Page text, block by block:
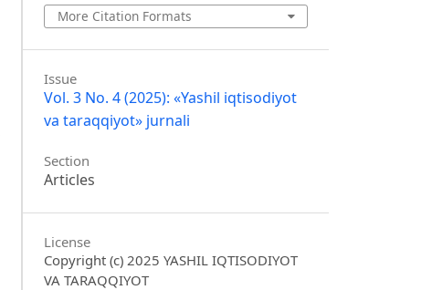
More Citation Formats
Issue
Vol. 3 No. 4 (2025): «Yashil iqtisodiyot
va taraqqiyot» jurnali
Section
Articles
License
Copyright (c) 2025 YASHIL IQTISODIYOT
VA TARAQQIYOT